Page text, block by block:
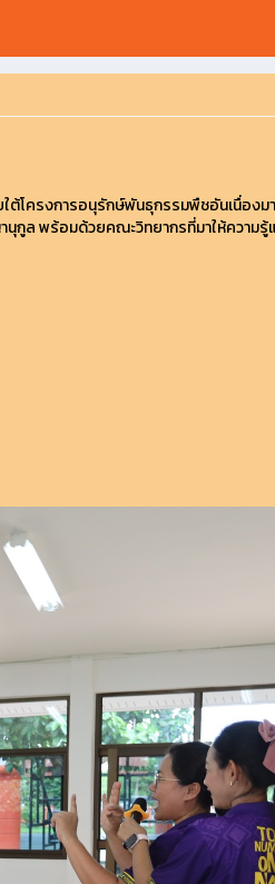
ต้โครงการอนุรักษ์พันธุกรรมพืชอันเนื่องม
กูล พร้อมด้วยคณะวิทยากรที่มาให้ความรู้